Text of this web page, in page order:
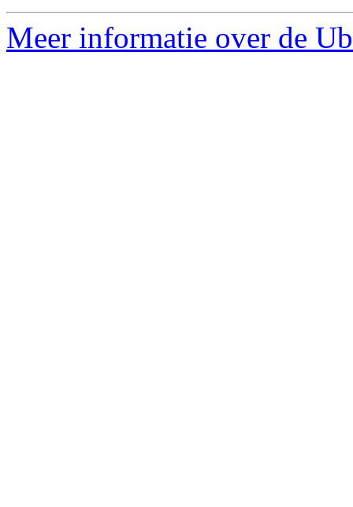
Meer informatie over de